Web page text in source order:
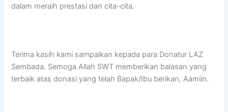
dalam meraih prestasi dan cita-cita.
Terima kasih kami sampaikan kepada para Donatur LAZ
Sembada. Semoga Allah SWT memberikan balasan yang
terbaik atas donasi yang telah Bapak/Ibu berikan, Aamiin.